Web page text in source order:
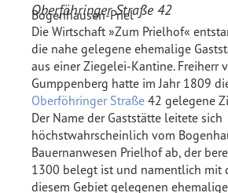
Oberföhringer Straße 42
Bogenhausen-Priel
Die Wirtschaft »Zum Prielhof«
die nahe gelegene ehemalige
aus einer Ziegelei-Kantine. Freiherr
Gumppenberg hatte im Jahr 1809
Oberföhringer Straße 42 gelegene
Der Name der Gaststätte leitete sich
höchstwahrscheinlich vom
Bauernanwesen Prielhof ab, der
1300 belegt ist und namentlich mit
diesem Gebiet gelegenen